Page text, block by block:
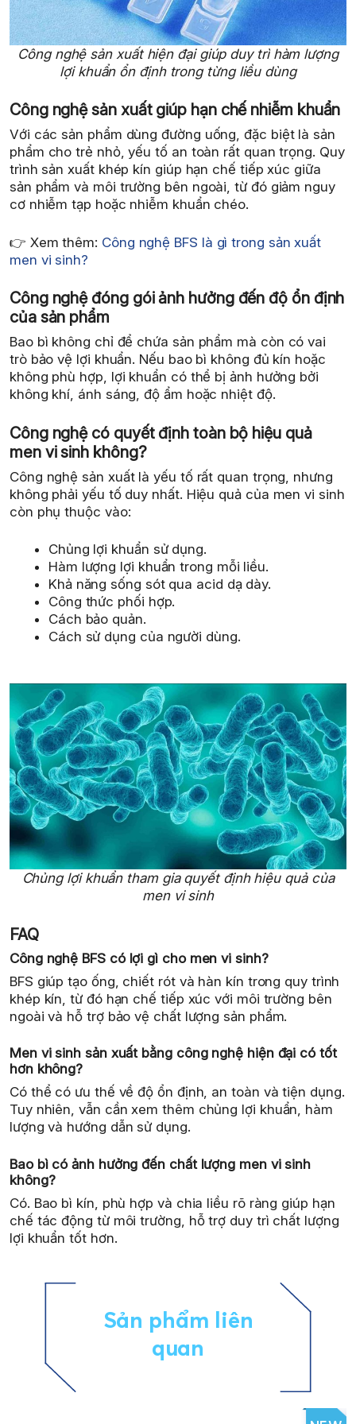
Công nghệ sản xuất hiện đại giúp duy trì hàm lượng
lợi khuẩn ổn định trong từng liều dùng
Công nghệ sản xuất giúp hạn chế nhiễm khuẩn
Với các sản phẩm dùng đường uống, đặc biệt là sản
phẩm cho trẻ nhỏ, yếu tố an toàn rất quan trọng. Quy
trình sản xuất khép kín giúp hạn chế tiếp xúc giữa
sản phẩm và môi trường bên ngoài, từ đó giảm nguy
cơ nhiễm tạp hoặc nhiễm khuẩn chéo.
👉 Xem thêm: Công nghệ BFS là gì trong sản xuất
men vi sinh?
Công nghệ đóng gói ảnh hưởng đến độ ổn định
của sản phẩm
Bao bì không chỉ để chứa sản phẩm mà còn có vai
trò bảo vệ lợi khuẩn. Nếu bao bì không đủ kín hoặc
không phù hợp, lợi khuẩn có thể bị ảnh hưởng bởi
không khí, ánh sáng, độ ẩm hoặc nhiệt độ.
Công nghệ có quyết định toàn bộ hiệu quả
men vi sinh không?
Công nghệ sản xuất là yếu tố rất quan trọng, nhưng
không phải yếu tố duy nhất. Hiệu quả của men vi sinh
còn phụ thuộc vào:
Chủng lợi khuẩn sử dụng.
Hàm lượng lợi khuẩn trong mỗi liều.
Khả năng sống sót qua acid dạ dày.
Công thức phối hợp.
Cách bảo quản.
Cách sử dụng của người dùng.
Chủng lợi khuẩn tham gia quyết định hiệu quả của
men vi sinh
FAQ
Công nghệ BFS có lợi gì cho men vi sinh?
BFS giúp tạo ống, chiết rót và hàn kín trong quy trình
khép kín, từ đó hạn chế tiếp xúc với môi trường bên
ngoài và hỗ trợ bảo vệ chất lượng sản phẩm.
Men vi sinh sản xuất bằng công nghệ hiện đại có tốt
hơn không?
Có thể có ưu thế về độ ổn định, an toàn và tiện dụng.
Tuy nhiên, vẫn cần xem thêm chủng lợi khuẩn, hàm
lượng và hướng dẫn sử dụng.
Bao bì có ảnh hưởng đến chất lượng men vi sinh
không?
Có. Bao bì kín, phù hợp và chia liều rõ ràng giúp hạn
chế tác động từ môi trường, hỗ trợ duy trì chất lượng
lợi khuẩn tốt hơn.
Sản phẩm liên
quan